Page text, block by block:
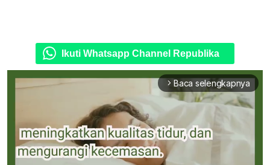
Ikuti Whatsapp Channel Republika
arrow_forward_ios Baca selengkapnya